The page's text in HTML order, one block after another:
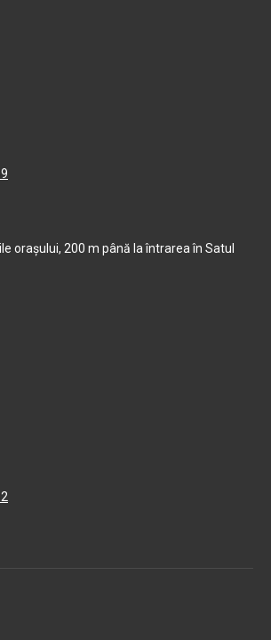
orașului, 200 m până la întrarea în Satul